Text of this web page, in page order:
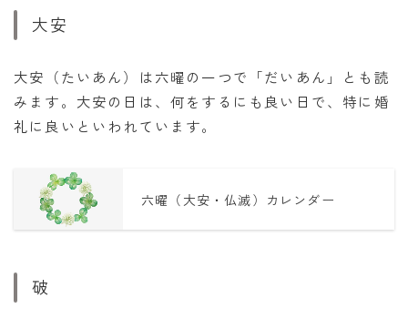
大安
大安（たいあん）は六曜の一つで「だいあん」とも読
みます。大安の日は、何をするにも良い日で、特に婚
礼に良いといわれています。
六曜（大安・仏滅）カレンダー
破